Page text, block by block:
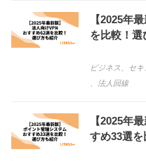
【2025年
を比較！選
ビジネス セキ
法人回線
【2025年
すめ33選